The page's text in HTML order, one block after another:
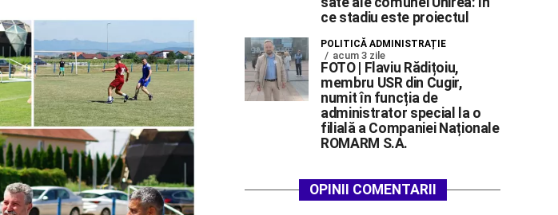
ce stadiu este proiectul
POLITICĂ ADMINISTRAȚIE
acum 3 zile
FOTO | Flaviu Rădițoiu,
membru USR din Cugir,
numit în funcția de
administrator special la o
filială a Companiei Naționale
ROMARM S.A.
OPINII COMENTARII